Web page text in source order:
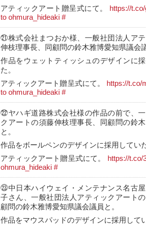
アティックアート贈呈式にて。
https://
to ohmura_hideaki #
㉑株式会社まつおか様、一般社団法人ア
伸枝理事長、同顧問の鈴木雅博愛知県議会
作品をウェットティッシュのデザインに
た。
アティックアート贈呈式にて。
https://t.co/
to ohmura_hideaki #
㉒ヤハギ道路株式会社様の作品の前で、
クアートの須藤伸枝理事長、同顧問の鈴
と。
作品をボールペンのデザインに採用してい
アティックアート贈呈式にて。
https://t.co/
ohmura_hideaki #
㉓中日本ハイウェイ・メンテナンス名古
子さん、一般社団法人アティックアート
顧問の鈴木雅博愛知県議会議員と。
作品をマウスパッドのデザインに採用して